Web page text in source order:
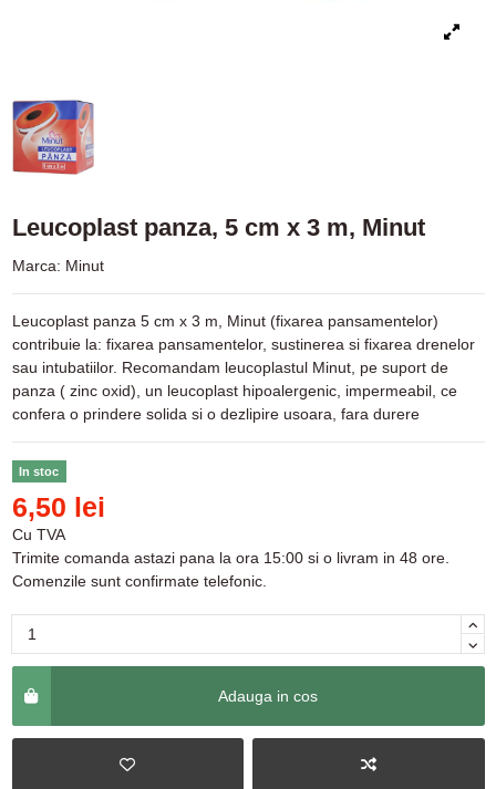
Leucoplast panza, 5 cm x 3 m, Minut
Marca: Minut
Leucoplast panza 5 cm x 3 m, Minut (fixarea pansamentelor)
contribuie la: fixarea pansamentelor, sustinerea si fixarea drenelor
sau intubatiilor. Recomandam leucoplastul Minut, pe suport de
panza ( zinc oxid), un leucoplast hipoalergenic, impermeabil, ce
confera o prindere solida si o dezlipire usoara, fara durere
In stoc
6,50 lei
Cu TVA
Trimite comanda astazi pana la ora 15:00 si o livram in 48 ore.
Comenzile sunt confirmate telefonic.
Adauga in cos